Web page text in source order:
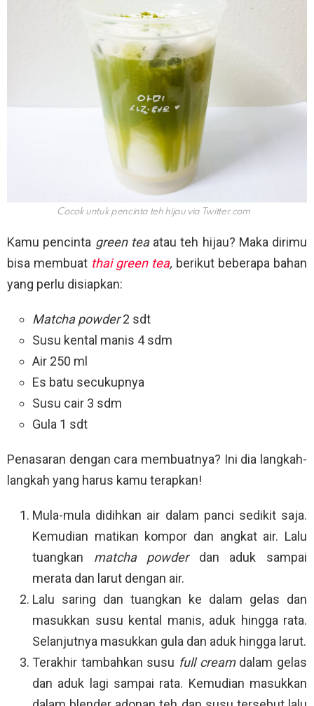
Cocok untuk pencinta teh hijau via Twitter.com
Kamu pencinta green tea atau teh hijau? Maka dirimu
bisa membuat thai green tea, berikut beberapa bahan
yang perlu disiapkan:
Matcha powder2 sdt
Susu kental manis 4 sdm
Air 250 ml
Es batu secukupnya
Susu cair 3 sdm
Gula 1 sdt
Penasaran dengan cara membuatnya? Ini dia langkah-
langkah yang harus kamu terapkan!
Mula-mula didihkan air dalam panci sedikit saja.
Kemudian matikan kompor dan angkat air. Lalu
tuangkan matcha powder dan aduk sampai
merata dan larut dengan air.
Lalu saring dan tuangkan ke dalam gelas dan
masukkan susu kental manis, aduk hingga rata.
Selanjutnya masukkan gula dan aduk hingga larut.
Terakhir tambahkan susu full cream dalam gelas
dan aduk lagi sampai rata. Kemudian masukkan